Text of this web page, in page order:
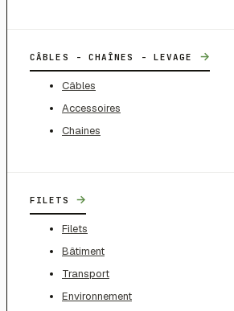
CÂBLES - CHAÎNES - LEVAGE →
Câbles
Accessoires
Chaines
FILETS →
Filets
Bâtiment
Transport
Environnement